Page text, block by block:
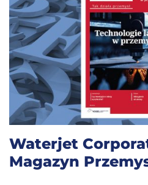
Waterjet
Magazyn